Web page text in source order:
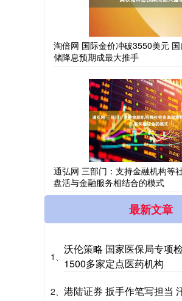
淘倍网 国际金价冲破3550美元
储降息预期成最大推手
通弘网 三部门：支持金融机构等
盘活与金融服务相结合的模式
最新文章
1、
沃伦策略 国家医保局专项
1500多家定点医药机构
2、 港陆证券 扳手作笔写担当